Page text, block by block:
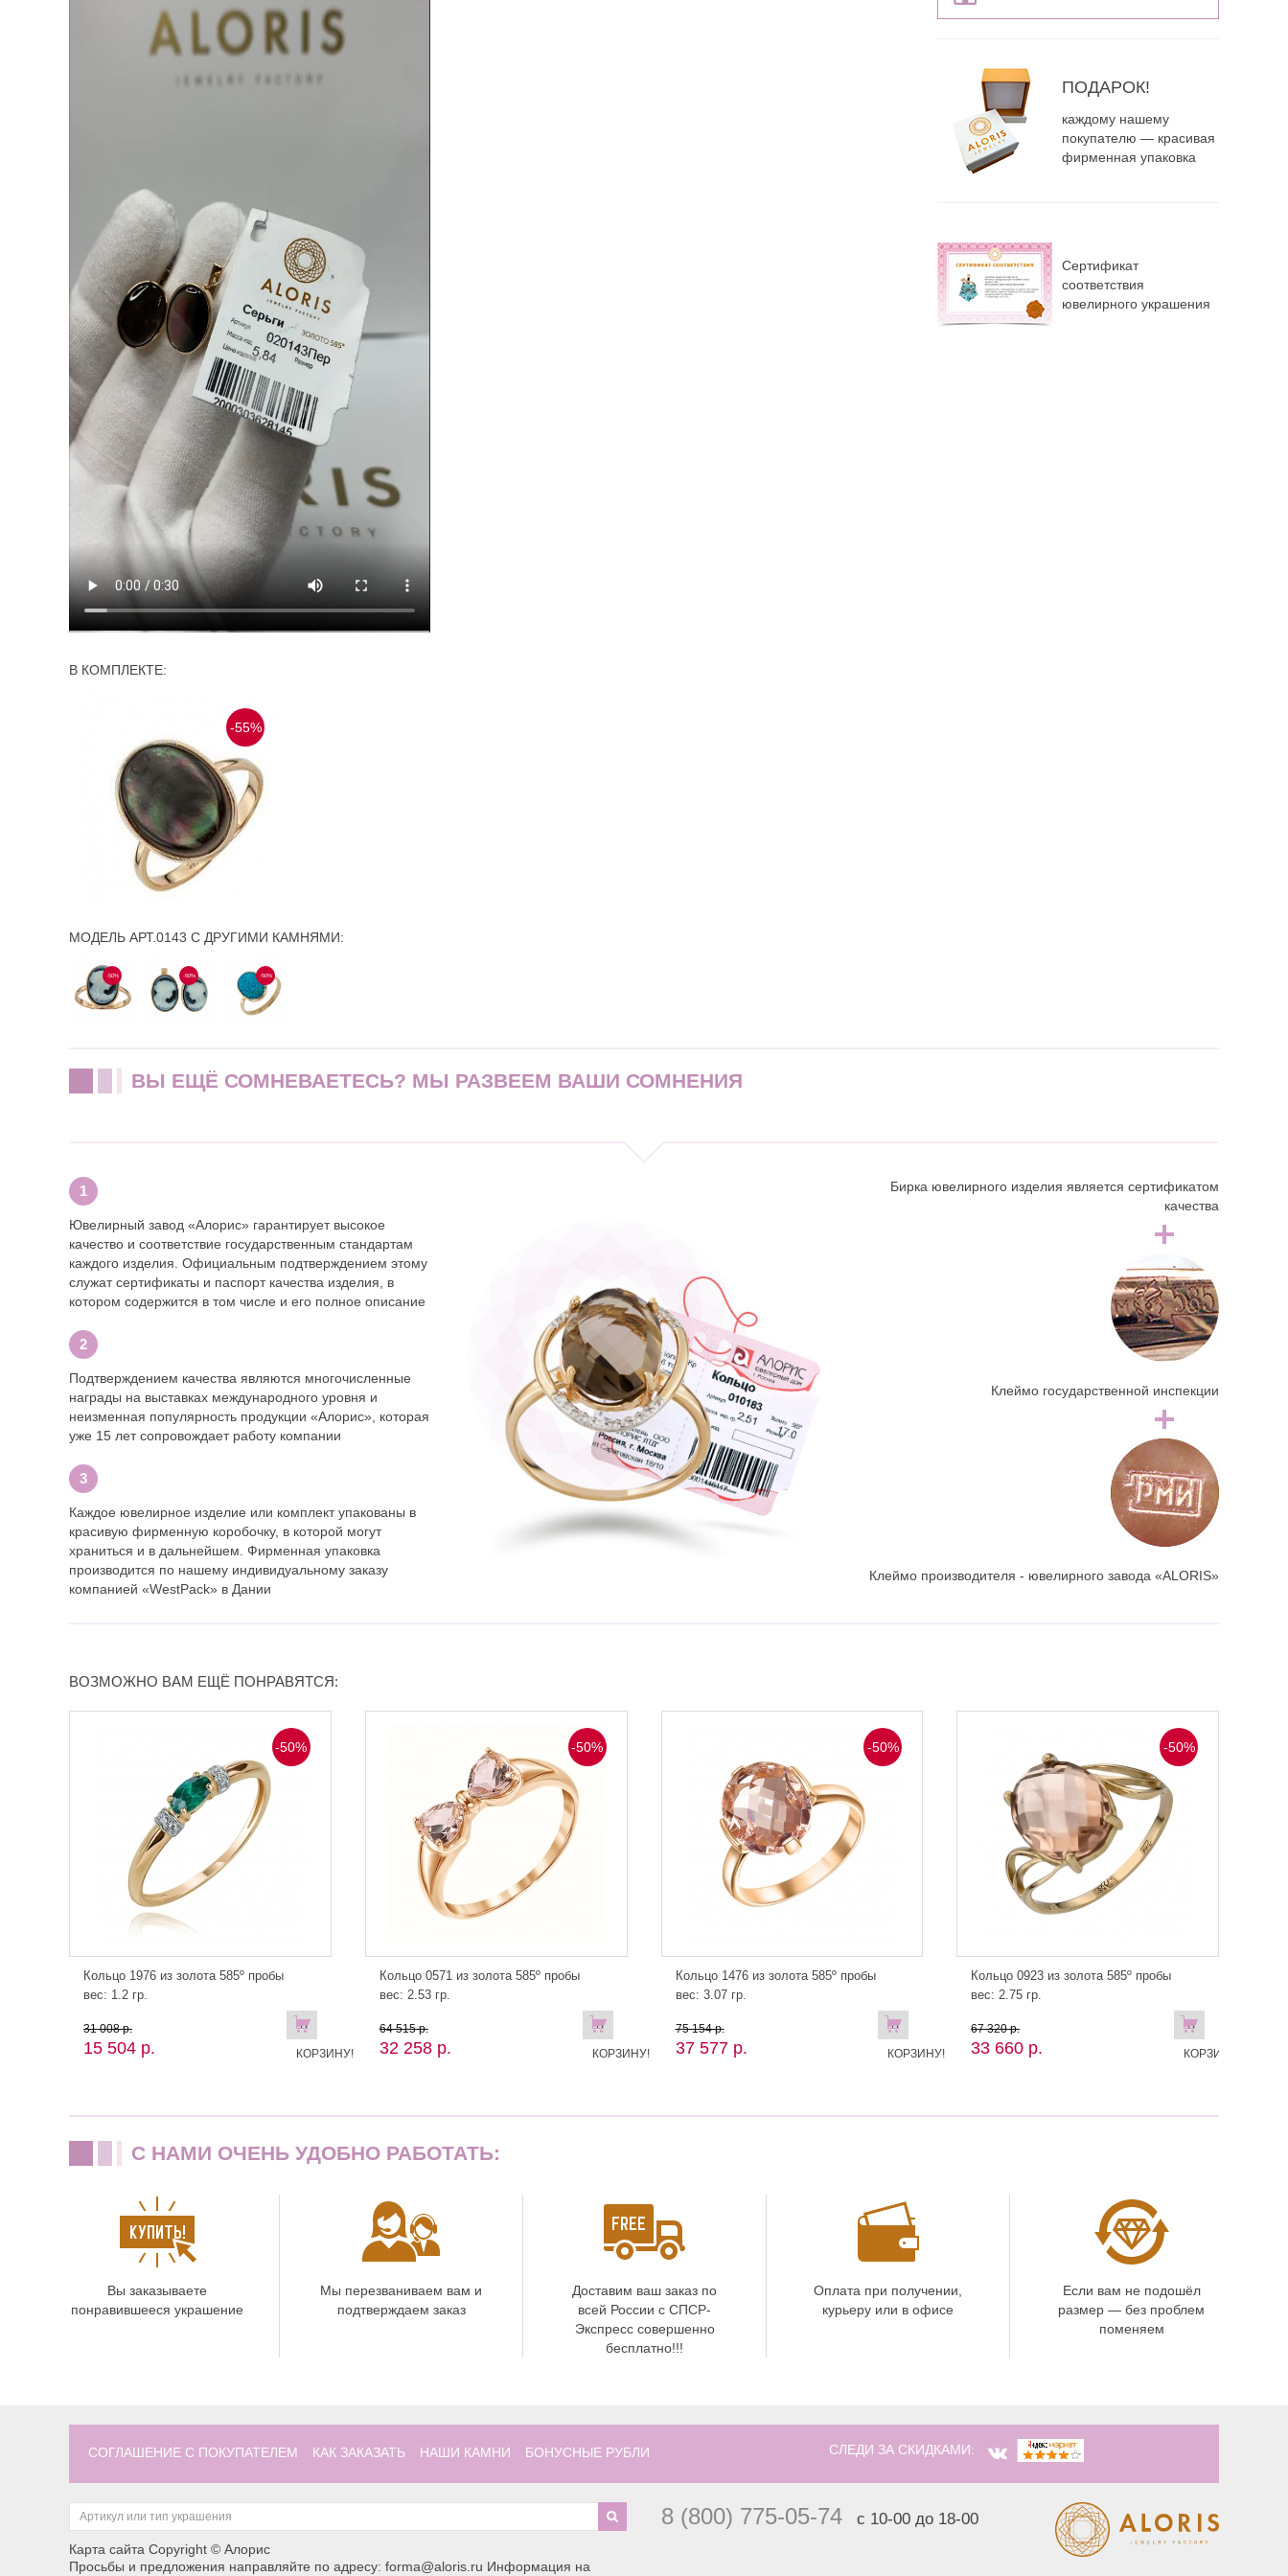
В КОМПЛЕКТЕ:
-55%
МОДЕЛЬ АРТ.0143 С ДРУГИМИ КАМНЯМИ:
-50% -50% -50%
ПОДАРОК!
каждому нашему
покупателю — красивая
фирменная упаковка
Сертификат
соответствия
ювелирного украшения
ВЫ ЕЩЁ СОМНЕВАЕТЕСЬ? МЫ РАЗВЕЕМ ВАШИ СОМНЕНИЯ
Ювелирный завод «Алорис» гарантирует высокое
качество и соответствие государственным стандартам
каждого изделия. Официальным подтверждением этому
служат сертификаты и паспорт качества изделия, в
котором содержится в том числе и его полное описание
Подтверждением качества являются многочисленные
награды на выставках международного уровня и
неизменная популярность продукции «Алорис», которая
уже 15 лет сопровождает работу компании
Каждое ювелирное изделие или комплект упакованы в
красивую фирменную коробочку, в которой могут
храниться и в дальнейшем. Фирменная упаковка
производится по нашему индивидуальному заказу
компанией «WestPack» в Дании
Бирка ювелирного изделия является сертификатом
качества
Клеймо государственной инспекции
Клеймо производителя - ювелирного завода «ALORIS»
ВОЗМОЖНО ВАМ ЕЩЁ ПОНРАВЯТСЯ:
-50%
Кольцо 1976 из золота 585º пробы
вес: 1.2 гр.
31 008 р.
15 504 р.
В
КОРЗИНУ!
-50%
Кольцо 0571 из золота 585º пробы
вес: 2.53 гр.
64 515 р.
32 258 р.
В
КОРЗИНУ!
-50%
Кольцо 1476 из золота 585º пробы
вес: 3.07 гр.
75 154 р.
37 577 р.
В
КОРЗИНУ!
-50%
Кольцо 0923 из золота 585º пробы
вес: 2.75 гр.
67 320 р.
33 660 р.
В
КОРЗИНУ!
C НАМИ ОЧЕНЬ УДОБНО РАБОТАТЬ:
Вы заказываете
понравившееся украшение
Мы перезваниваем вам и
подтверждаем заказ
Доставим ваш заказ по
всей России с СПСР-
Экспресс совершенно
бесплатно!!!
Оплата при получении,
курьеру или в офисе
Если вам не подошёл
размер — без проблем
поменяем
СОГЛАШЕНИЕ С ПОКУПАТЕЛЕМ КАК ЗАКАЗАТЬ НАШИ КАМНИ БОНУСНЫЕ РУБЛИ СЛЕДИ ЗА СКИДКАМИ:
Карта сайта Copyright © Алорис
Просьбы и предложения направляйте по адресу: forma@aloris.ru Информация на
8 (800) 775-05-74 с 10-00 до 18-00